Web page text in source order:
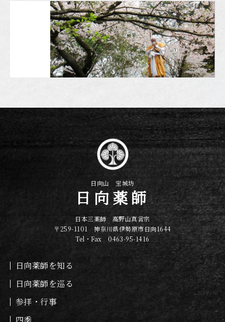
日向山 宝城坊
日向薬師
日本三薬師 高野山真言宗
〒259-1101 神奈川県伊勢原市日向1644
Tel・Fax 0463-95-1416
日向薬師を知る
日向薬師を巡る
参拝・行事